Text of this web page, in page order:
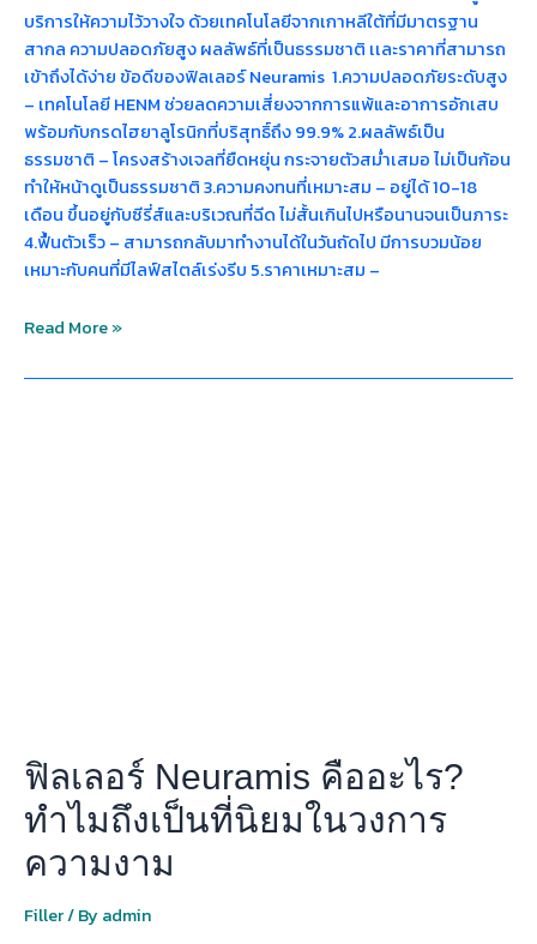
บริการให้ความไว้วางใจ ด้วยเทคโนโลยีจากเกาหลีใต้ที่มีมาตรฐาน
สากล ความปลอดภัยสูง ผลลัพธ์ที่เป็นธรรมชาติ เเละราคาที่สามารถ
เข้าถึงได้ง่าย ข้อดีของฟิลเลอร์ Neuramis 1.ความปลอดภัยระดับสูง
– เทคโนโลยี HENM ช่วยลดความเสี่ยงจากการแพ้และอาการอักเสบ
พร้อมกับกรดไฮยาลูโรนิกที่บริสุทธิ์ถึง 99.9% 2.ผลลัพธ์เป็น
ธรรมชาติ – โครงสร้างเจลที่ยืดหยุ่น กระจายตัวสม่ำเสมอ ไม่เป็นก้อน
ทำให้หน้าดูเป็นธรรมชาติ 3.ความคงทนที่เหมาะสม – อยู่ได้ 10-18
เดือน ขึ้นอยู่กับซีรี่ส์และบริเวณที่ฉีด ไม่สั้นเกินไปหรือนานจนเป็นภาระ
4.ฟื้นตัวเร็ว – สามารถกลับมาทำงานได้ในวันถัดไป มีการบวมน้อย
เหมาะกับคนที่มีไลฟ์สไตล์เร่งรีบ 5.ราคาเหมาะสม –
Read More »
ฟิลเลอร์ Neuramis คืออะไร?
ทำไมถึงเป็นที่นิยมในวงการ
ความงาม
Filler/ By admin
วงการ
ความ
งาม